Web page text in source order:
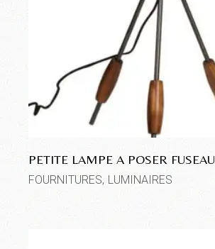
PETITE LAMPE A POSER FUSEAU
FOURNITURES LUMINAIRES